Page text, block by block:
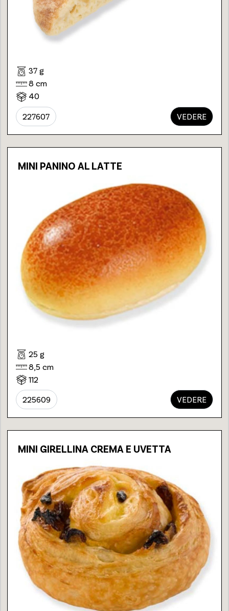
37 g
8 cm
40
227607 VEDERE
MINI PANINO AL LATTE
25 g
8,5 cm
112
225609 VEDERE
MINI GIRELLINA CREMA E UVETTA